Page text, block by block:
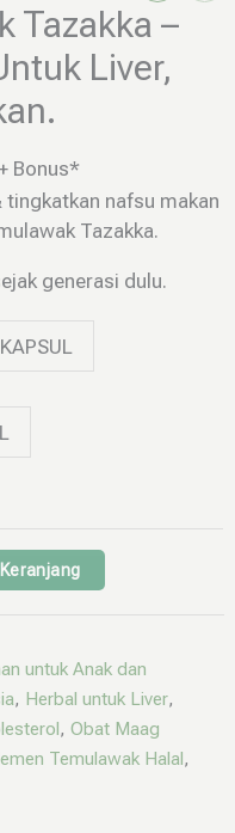
Tazakka –
Liver,
+ Bonus*
tingkatkan nafsu makan
Tazakka.
generasi dulu.
untuk Anak dan
, Herbal untuk Liver,
,Obat Maag
Temulawak Halal,